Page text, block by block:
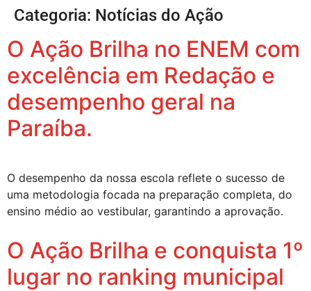
Categoria: Notícias do Ação
O Ação Brilha no ENEM com
excelência em Redação e
desempenho geral na
Paraíba.
O desempenho da nossa escola reflete o sucesso de
uma metodologia focada na preparação completa, do
ensino médio ao vestibular, garantindo a aprovação.
O Ação Brilha e conquista 1º
lugar no ranking municipal